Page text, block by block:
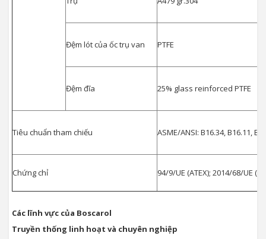
Đệm lót của ốc trụ van PTFE
Đệm đĩa 25% glass reinforced PTFE
Tiêu chuẩn tham chiếu ASME/ANSI: B16.34, B16.11,
Chứng chỉ 94/9/UE (ATEX); 2014/68/UE
Các lĩnh vực của Boscarol
Truyền thống linh hoạt và chuyên nghiệp